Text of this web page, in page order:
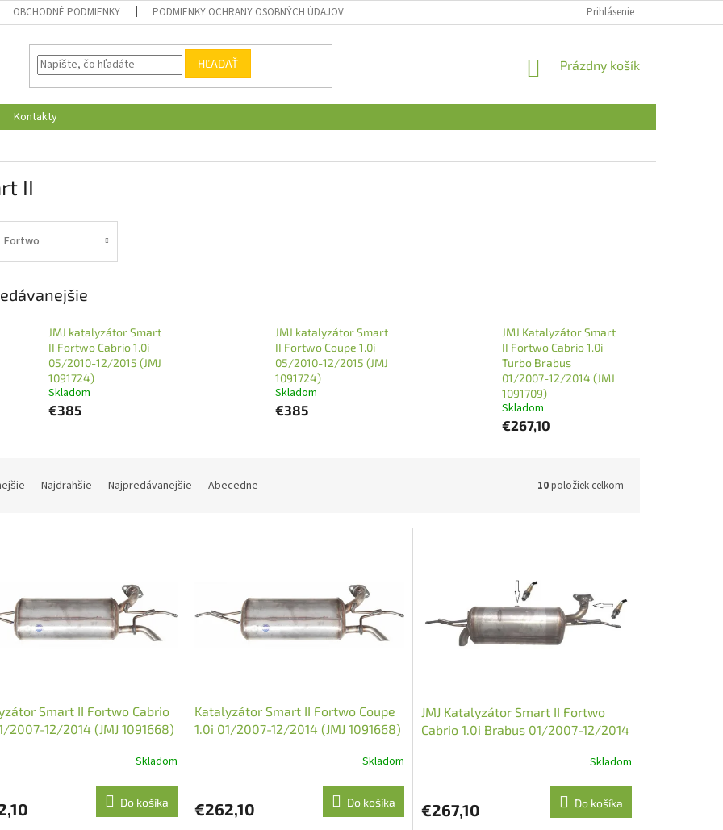
OBCHODNÉ PODMIENKY PODMIENKY OCHRANY OSOBNÝCH ÚDAJOV Prihlásenie
HĽADAŤ
NÁKUPNÝ
Prázdny košík
Kontakty
II
Fortwo
JMJ katalyzátor Smart
II Fortwo Cabrio 1.0i
05/2010-12/2015 (JMJ
1091724)
Skladom
€385
JMJ katalyzátor Smart
II Fortwo Coupe 1.0i
05/2010-12/2015 (JMJ
1091724)
Skladom
€385
JMJ Katalyzátor Smart
II Fortwo Cabrio 1.0i
Turbo Brabus
01/2007-12/2014 (JMJ
1091709)
Skladom
€267,10
Najdrahšie Najpredávanejšie Abecedne 10položiek celkom
Smart II Fortwo Cabrio
2007-12/2014 (JMJ 1091668)
Skladom
Do košíka
Katalyzátor Smart II Fortwo Coupe
1.0i 01/2007-12/2014 (JMJ 1091668)
Skladom
€262,10 Do košíka
JMJ Katalyzátor Smart II Fortwo
Cabrio 1.0i Brabus 01/2007-12/2014
Skladom
€267,10 Do košíka